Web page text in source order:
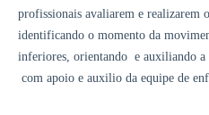
profissionais avaliarem e realizarem
identificando o momento da
inferiores, orientando e auxiliando a
com apoio e auxilio da equipe de